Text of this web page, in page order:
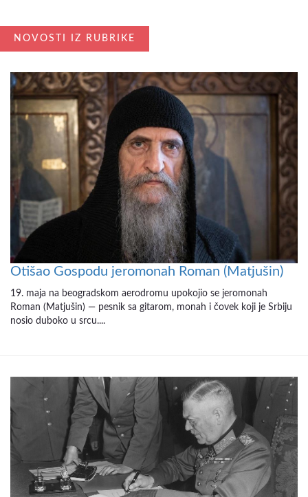
NOVOSTI IZ RUBRIKE
Otišao Gospodu jeromonah Roman (Matjušin)
19. maja na beogradskom aerodromu upokojio se jeromonah
Roman (Matjušin) — pesnik sa gitarom, monah i čovek koji je Srbiju
nosio duboko u srcu....